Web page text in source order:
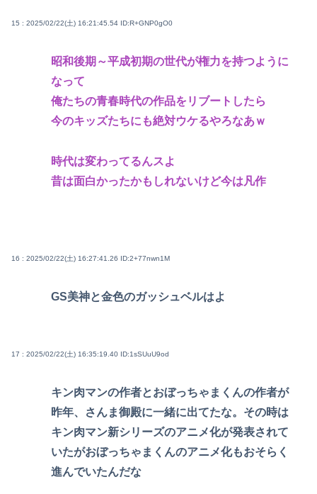
15 : 2025/02/22(土) 16:21:45.54 ID:R+GNP0gO0
昭和後期～平成初期の世代が権力を持つように
なって
俺たちの青春時代の作品をリブートしたら
今のキッズたちにも絶対ウケるやろなあｗ
時代は変わってるんスよ
昔は面白かったかもしれないけど今は凡作
16 : 2025/02/22(土) 16:27:41.26 ID:2+77nwn1M
GS美神と金色のガッシュベルはよ
17 : 2025/02/22(土) 16:35:19.40 ID:1sSUuU9od
キン肉マンの作者とおぼっちゃまくんの作者が
昨年、さんま御殿に一緒に出てたな。その時は
キン肉マン新シリーズのアニメ化が発表されて
いたがおぼっちゃまくんのアニメ化もおそらく
進んでいたんだな